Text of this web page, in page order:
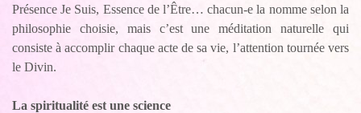
Présence Je Suis, Essence de l’Être… chacun-e la nomme selon la
philosophie choisie, mais c’est une méditation naturelle qui
consiste à accomplir chaque acte de sa vie, l’attention tournée vers
le Divin.
La spiritualité est une science